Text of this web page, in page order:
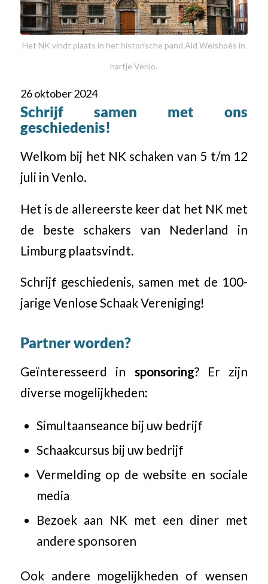
Het NK vindt plaats in het historische pand Ald Weishoès in
hartje Venlo.
26 oktober 2024
Schrijf samen met ons
geschiedenis!
Welkom bij het NK schaken van 5 t/m 12
juli in Venlo.
Het is de allereerste keer dat het NK met
de beste schakers van Nederland in
Limburg plaatsvindt.
Schrijf geschiedenis, samen met de 100-
jarige Venlose Schaak Vereniging!
Partner worden?
Geïnteresseerd in sponsoring? Er zijn
diverse mogelijkheden:
Simultaanseance bij uw bedrijf
Schaakcursus bij uw bedrijf
Vermelding op de website en sociale
media
Bezoek aan NK met een diner met
andere sponsoren
Ook andere mogelijkheden of wensen